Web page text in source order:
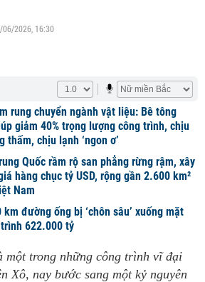
06/2026, 16:30
rung chuyển ngành vật liệu: Bê tông
giảm 40% trọng lượng công trình, chịu
chịu lạnh ‘ngon ơ’
Quốc rầm rộ san phẳng rừng rậm, xây
hàng chục tỷ USD, rộng gần 2.600 km²
Nam
đường ống bị ‘chôn sâu’ xuống mặt
trình 622.000 tỷ
một trong những công trình vĩ đại
Xô, nay bước sang một kỷ nguyên